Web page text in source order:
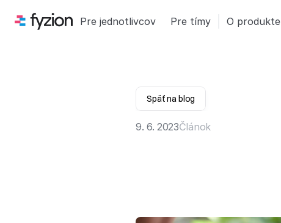
Pre jednotlivcov Pre tímy O produkte
Späť na blog
9. 6. 2023Článok